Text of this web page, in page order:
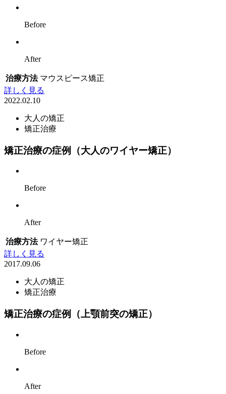
Before
After
治療方法 マウスピース矯正
詳しく見る
2022.02.10
大人の矯正
矯正治療
矯正治療の症例（大人のワイヤー矯正）
Before
After
治療方法 ワイヤー矯正
詳しく見る
2017.09.06
大人の矯正
矯正治療
矯正治療の症例（上顎前突の矯正）
Before
After